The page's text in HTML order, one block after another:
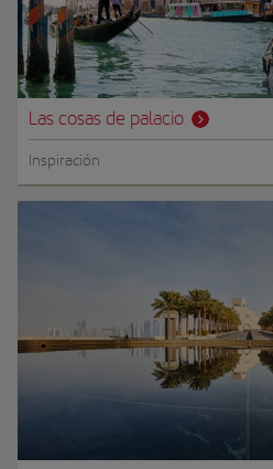
Las cosas de palacio
Inspiración